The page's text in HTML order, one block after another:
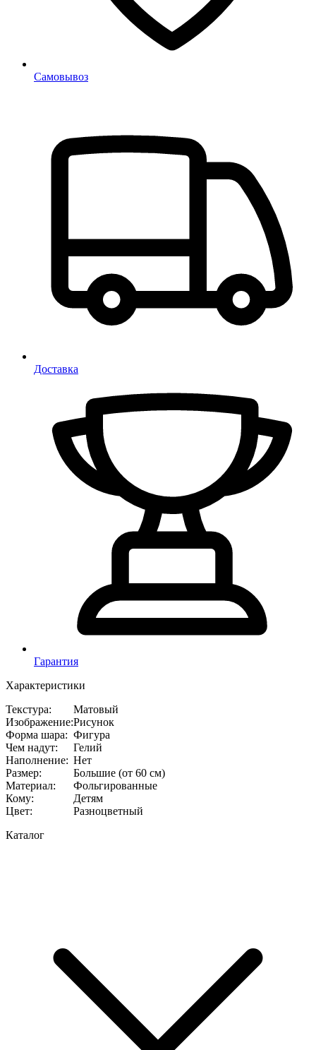
Самовывоз
Доставка
Гарантия
Характеристики
Текстура:
Матовый
Изображение:Рисунок
Форма шара: Фигура
Чем надут:
Гелий
Наполнение: Нет
Размер:
Большие (от 60 см)
Материал:
Фольгированные
Кому:
Детям
Цвет:
Разноцветный
Каталог